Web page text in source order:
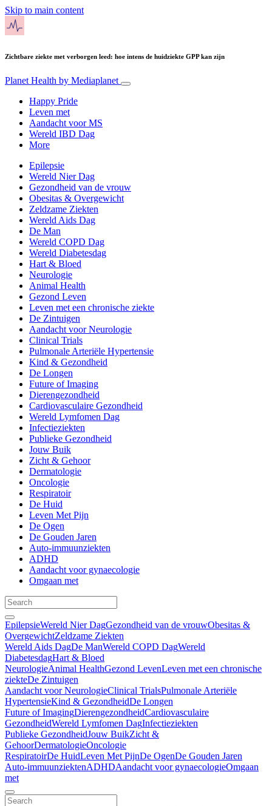
Skip to main content
Zichtbare ziekte met verborgen leed: hoe intens de huidziekte GPP kan zijn
Planet Health by Mediaplanet
Happy Pride
Leven met
Aandacht voor MS
Wereld IBD Dag
More
Epilepsie
Wereld Nier Dag
Gezondheid van de vrouw
Obesitas & Overgewicht
Zeldzame Ziekten
Wereld Aids Dag
De Man
Wereld COPD Dag
Wereld Diabetesdag
Hart & Bloed
Neurologie
Animal Health
Gezond Leven
Leven met een chronische ziekte
De Zintuigen
Aandacht voor Neurologie
Clinical Trials
Pulmonale Arteriële Hypertensie
Kind & Gezondheid
De Longen
Future of Imaging
Dierengezondheid
Cardiovasculaire Gezondheid
Wereld Lymfomen Dag
Infectieziekten
Publieke Gezondheid
Jouw Buik
Zicht & Gehoor
Dermatologie
Oncologie
Respiratoir
De Huid
Leven Met Pijn
De Ogen
De Gouden Jaren
Auto-immuunziekten
ADHD
Aandacht voor gynaecologie
Omgaan met
EpilepsieWereld Nier DagGezondheid van de vrouwObesitas &
OvergewichtZeldzame Ziekten
Wereld Aids DagDe ManWereld COPD DagWereld
DiabetesdagHart & Bloed
NeurologieAnimal HealthGezond LevenLeven met een chronische
ziekteDe Zintuigen
Aandacht voor NeurologieClinical TrialsPulmonale Arteriële
HypertensieKind & GezondheidDe Longen
Future of ImagingDierengezondheidCardiovasculaire
GezondheidWereld Lymfomen DagInfectieziekten
Publieke GezondheidJouw BuikZicht &
GehoorDermatologieOncologie
RespiratoirDe HuidLeven Met PijnDe OgenDe Gouden Jaren
Auto-immuunziektenADHDAandacht voor gynaecologieOmgaan
met